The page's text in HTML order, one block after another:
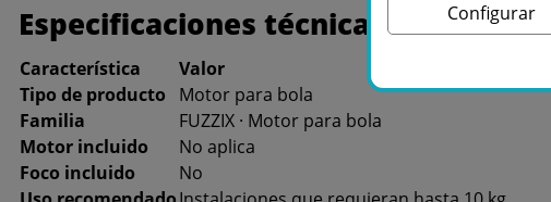
Especificaciones técnicas
Característica
Valor
Tipo de producto
Motor para bola
Familia
FUZZIX · Motor para bola
Motor incluido
No aplica
Foco incluido
No
Configurar